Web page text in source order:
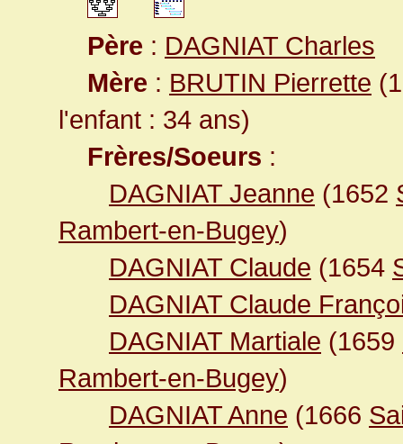
Père : DAGNIAT Charles
Mère : BRUTIN Pierrette
l'enfant : 34 ans)
Frères/Soeurs :
DAGNIAT Jeanne (1652
Rambert-en-Bugey)
DAGNIAT Claude (1654
DAGNIAT Claude
DAGNIAT Martiale (1659
Rambert-en-Bugey)
DAGNIAT Anne (1666